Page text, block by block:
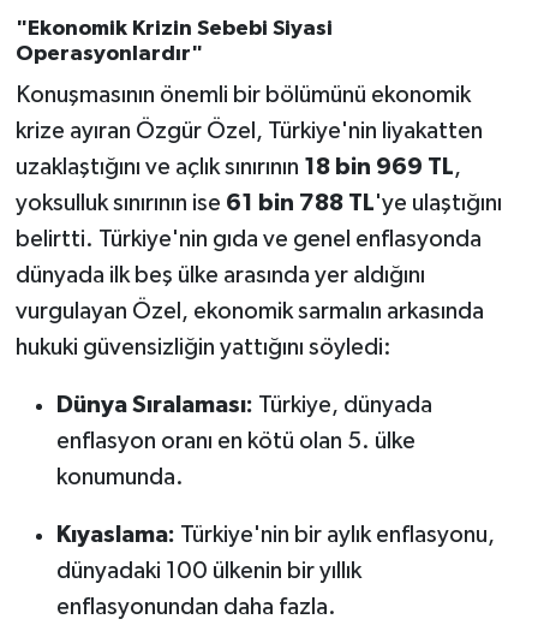
"Ekonomik Krizin Sebebi Siyasi
Operasyonlardır"
Konuşmasının önemli bir bölümünü ekonomik
krize ayıran Özgür Özel, Türkiye'nin liyakatten
uzaklaştığını ve açlık sınırının 18 bin 969 TL,
yoksulluk sınırının ise 61 bin 788 TL'ye ulaştığını
belirtti. Türkiye'nin gıda ve genel enflasyonda
dünyada ilk beş ülke arasında yer aldığını
vurgulayan Özel, ekonomik sarmalın arkasında
hukuki güvensizliğin yattığını söyledi:
Dünya Sıralaması: Türkiye, dünyada
enflasyon oranı en kötü olan 5. ülke
konumunda.
Kıyaslama: Türkiye'nin bir aylık enflasyonu,
dünyadaki 100 ülkenin bir yıllık
enflasyonundan daha fazla.